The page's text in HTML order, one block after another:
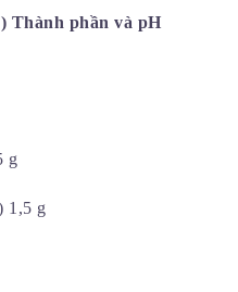
Thành phần và pH
g
1,5 g